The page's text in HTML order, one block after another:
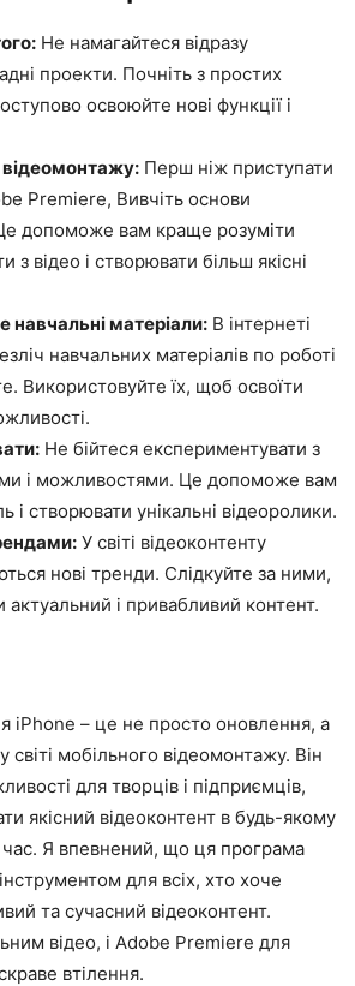
Не намагайтеся відразу
проекти. Почніть з простих
освоюйте нові функції і
відеомонтажу: Перш ніж приступати
Premiere, Вивчіть основи
допоможе вам краще розуміти
з відео і створювати більш якісні
навчальні матеріали: В інтернеті
навчальних матеріалів по роботі
Використовуйте їх, щоб освоїти
Не бійтеся експериментувати з
і можливостями. Це допоможе вам
і створювати унікальні відеоролики.
У світі відеоконтенту
нові тренди. Слідкуйте за ними,
і привабливий контент.
iPhone – це не просто оновлення, а
мобільного відеомонтажу. Він
для творців і підприємців,
якісний відеоконтент в будь-якому
час. Я впевнений, що ця програма
для всіх, хто хоче
та сучасний відеоконтент.
відео, і Adobe Premiere для
втілення.